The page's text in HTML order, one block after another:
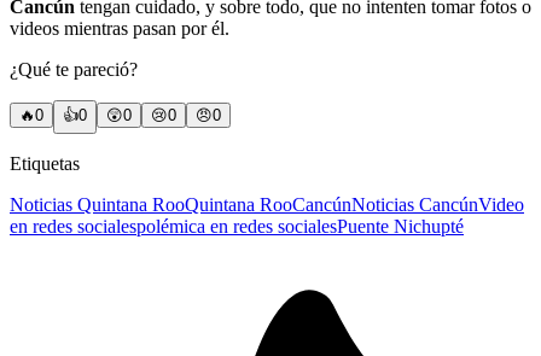
Cancún tengan cuidado, y sobre todo, que no intenten tomar fotos o
videos mientras pasan por él.
¿Qué te pareció?
🔥0 👍0 😲0 😢0 😠0
Etiquetas
Noticias Quintana RooQuintana RooCancúnNoticias CancúnVideo
en redes socialespolémica en redes socialesPuente Nichupté